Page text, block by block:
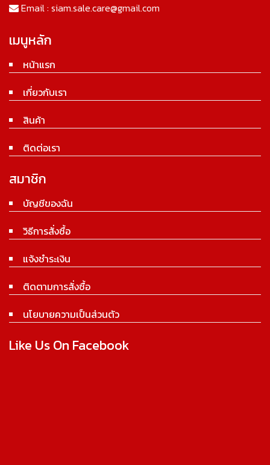
Email : siam.sale.care@gmail.com
เมนูหลัก
หน้าแรก
เกี่ยวกับเรา
สินค้า
ติดต่อเรา
สมาชิก
บัญชีของฉัน
วิธีการสั่งซื้อ
แจ้งชำระเงิน
ติดตามการสั่งซื้อ
นโยบายความเป็นส่วนตัว
Like Us On Facebook